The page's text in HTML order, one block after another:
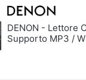
DENON - Lettore
Supporto MP3 /